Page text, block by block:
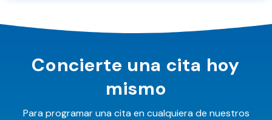
Concierte una cita hoy
mismo
Para programar una cita en cualquiera de nuestros